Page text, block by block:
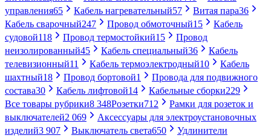
управления65 Кабель нагревательный57 Витая пара36
Кабель сварочный247 Провод обмоточный15
Кабель
судовой118 Провод термостойкий15
Провод
неизолированный45 Кабель специальный36
Кабель
телевизионный11 Кабель термоэлектродный10
Кабель
шахтный18 Провод бортовой1
Провода для подвижного
состава30 Кабель лифтовой14 Кабельные сборки229
Все товары рубрики8 348Розетки712
Рамки для розеток и
выключателей2 069
Аксессуары для электроустановочных
изделий3 907 Выключатель света650
Удлинители